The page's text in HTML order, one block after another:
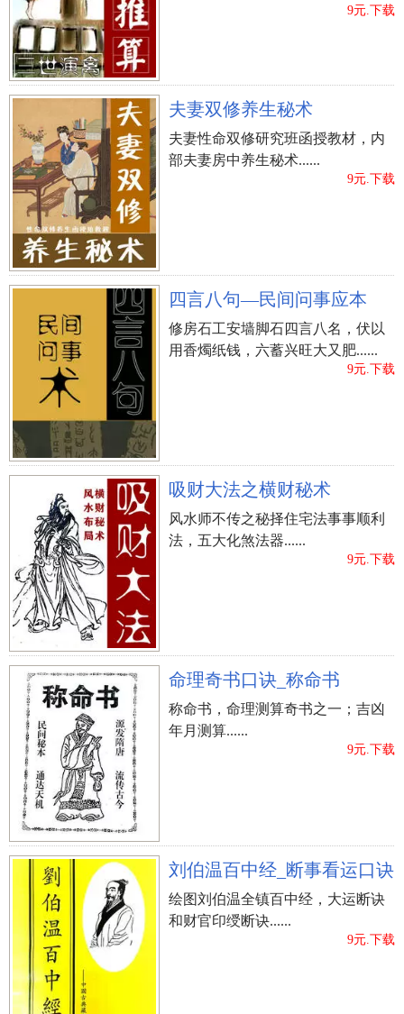
9元.下载
夫妻双修养生秘术
夫妻性命双修研究班函授教材，内
部夫妻房中养生秘术......
9元.下载
四言八句—民间问事应本
修房石工安墙脚石四言八名，伏以
用香燭纸钱，六蓄兴旺大又肥......
9元.下载
吸财大法之横财秘术
风水师不传之秘择住宅法事事顺利
法，五大化煞法器......
9元.下载
命理奇书口诀_称命书
称命书，命理测算奇书之一；吉凶
年月测算......
9元.下载
刘伯温百中经_断事看运口诀
绘图刘伯温全镇百中经，大运断诀
和财官印绶断诀......
9元.下载